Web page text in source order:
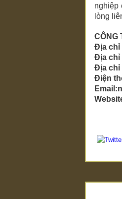
nghiệp
lòng
CÔNG
Địa chỉ
Địa chỉ
Địa chỉ
Điện